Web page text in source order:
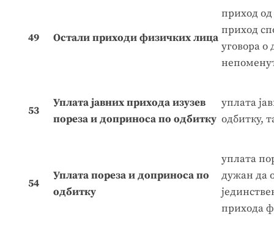
49 Остали приходи физичких лица
приход од
приход
уговора
53
Уплата јавних прихода изузев
пореза и доприноса по одбитку
уплата
одбитку,
54
Уплата пореза и доприноса по
одбитку
уплата
дужан да
прихода